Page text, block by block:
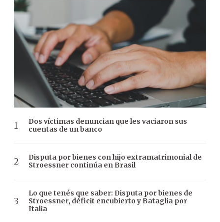
Dos víctimas denuncian que les vaciaron sus
cuentas de un banco
Disputa por bienes con hijo extramatrimonial de
Stroessner continúa en Brasil
Lo que tenés que saber: Disputa por bienes de
Stroessner, déficit encubierto y Bataglia por
Italia